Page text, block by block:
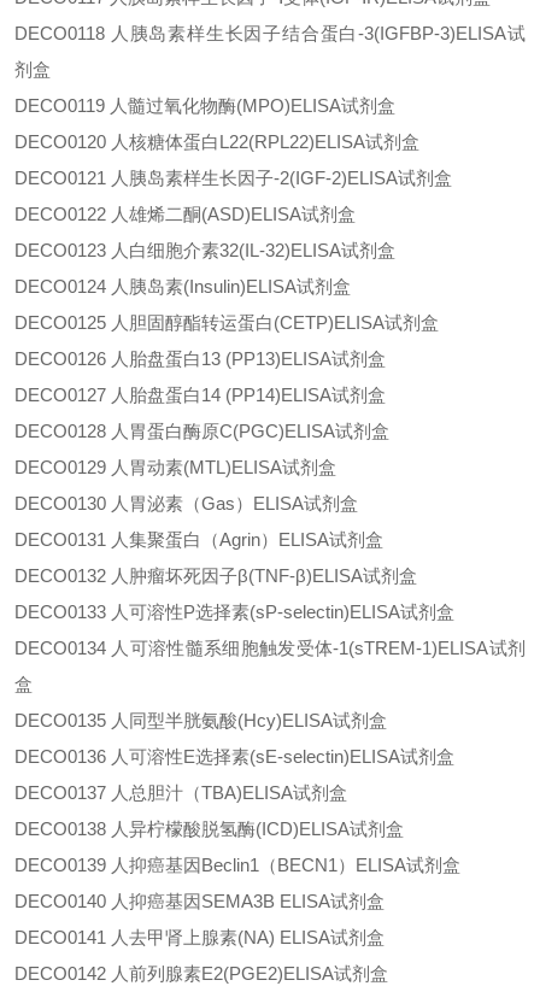
DECO0118 人胰岛素样生长因子结合蛋白-3(IGFBP-3)ELISA试
剂盒
DECO0119 人髓过氧化物酶(MPO)ELISA试剂盒
DECO0120 人核糖体蛋白L22(RPL22)ELISA试剂盒
DECO0121 人胰岛素样生长因子-2(IGF-2)ELISA试剂盒
DECO0122 人雄烯二酮(ASD)ELISA试剂盒
DECO0123 人白细胞介素32(IL-32)ELISA试剂盒
DECO0124 人胰岛素(Insulin)ELISA试剂盒
DECO0125 人胆固醇酯转运蛋白(CETP)ELISA试剂盒
DECO0126 人胎盘蛋白13 (PP13)ELISA试剂盒
DECO0127 人胎盘蛋白14 (PP14)ELISA试剂盒
DECO0128 人胃蛋白酶原C(PGC)ELISA试剂盒
DECO0129 人胃动素(MTL)ELISA试剂盒
DECO0130 人胃泌素（Gas）ELISA试剂盒
DECO0131 人集聚蛋白（Agrin）ELISA试剂盒
DECO0132 人肿瘤坏死因子β(TNF-β)ELISA试剂盒
DECO0133 人可溶性P选择素(sP-selectin)ELISA试剂盒
DECO0134 人可溶性髓系细胞触发受体-1(sTREM-1)ELISA试剂
盒
DECO0135 人同型半胱氨酸(Hcy)ELISA试剂盒
DECO0136 人可溶性E选择素(sE-selectin)ELISA试剂盒
DECO0137 人总胆汁（TBA)ELISA试剂盒
DECO0138 人异柠檬酸脱氢酶(ICD)ELISA试剂盒
DECO0139 人抑癌基因Beclin1（BECN1）ELISA试剂盒
DECO0140 人抑癌基因SEMA3B ELISA试剂盒
DECO0141 人去甲肾上腺素(NA) ELISA试剂盒
DECO0142 人前列腺素E2(PGE2)ELISA试剂盒